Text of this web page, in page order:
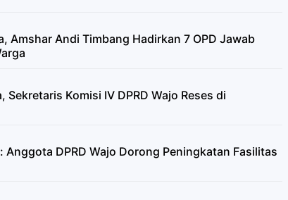
Amshar Andi Timbang Hadirkan 7 OPD Jawab
Sekretaris Komisi IV DPRD Wajo Reses di
Anggota DPRD Wajo Dorong Peningkatan Fasilitas